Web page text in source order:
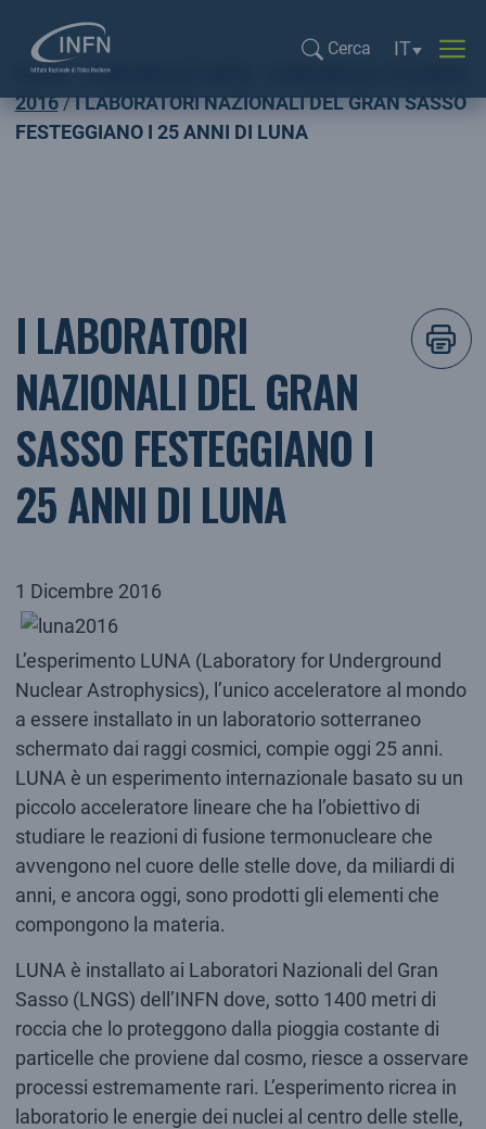
Cerca
Selezione
IT
Home
COMUNICATI INFN
2016
I LABORATORI NAZIONALI DEL GRAN SASSO
FESTEGGIANO I 25 ANNI DI LUNA
I LABORATORI
NAZIONALI DEL GRAN
SASSO FESTEGGIANO I
25 ANNI DI LUNA
1 Dicembre 2016
L’esperimento LUNA (Laboratory for Underground
Nuclear Astrophysics), l’unico acceleratore al mondo
a essere installato in un laboratorio sotterraneo
schermato dai raggi cosmici, compie oggi 25 anni.
LUNA è un esperimento internazionale basato su un
piccolo acceleratore lineare che ha l’obiettivo di
studiare le reazioni di fusione termonucleare che
avvengono nel cuore delle stelle dove, da miliardi di
anni, e ancora oggi, sono prodotti gli elementi che
compongono la materia.
LUNA è installato ai Laboratori Nazionali del Gran
Sasso (LNGS) dell’INFN dove, sotto 1400 metri di
roccia che lo proteggono dalla pioggia costante di
particelle che proviene dal cosmo, riesce a osservare
processi estremamente rari. L’esperimento ricrea in
laboratorio le energie dei nuclei al centro delle stelle,